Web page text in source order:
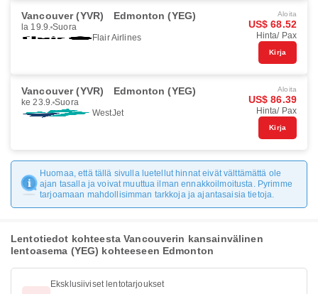
Vancouver (YVR) Edmonton (YEG)
la 19.9. Suora
Flair Airlines
Aloita
US$ 68.52
Hinta/ Pax
Kirja
Vancouver (YVR) Edmonton (YEG)
ke 23.9. Suora
WestJet
Aloita
US$ 86.39
Hinta/ Pax
Kirja
Huomaa, että tällä sivulla luetellut hinnat eivät välttämättä ole
ajan tasalla ja voivat muuttua ilman ennakkoilmoitusta. Pyrimme
tarjoamaan mahdollisimman tarkkoja ja ajantasaisia tietoja.
Lentotiedot kohteesta Vancouverin kansainvälinen
lentoasema (YEG) kohteeseen Edmonton
Eksklusiiviset lentotarjoukset